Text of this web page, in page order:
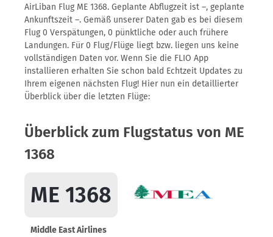
AirLiban Flug ME 1368. Geplante Abflugzeit ist –, geplante
Ankunftszeit –. Gemäß unserer Daten gab es bei diesem
Flug 0 Verspätungen, 0 pünktliche oder auch frühere
Landungen. Für 0 Flug/Flüge liegt bzw. liegen uns keine
vollständigen Daten vor. Wenn Sie die FLIO App
installieren erhalten Sie schon bald Echtzeit Updates zu
Ihrem eigenen nächsten Flug! Hier nun ein detaillierter
Überblick über die letzten Flüge:
Überblick zum Flugstatus von ME
1368
ME 1368
Middle East Airlines